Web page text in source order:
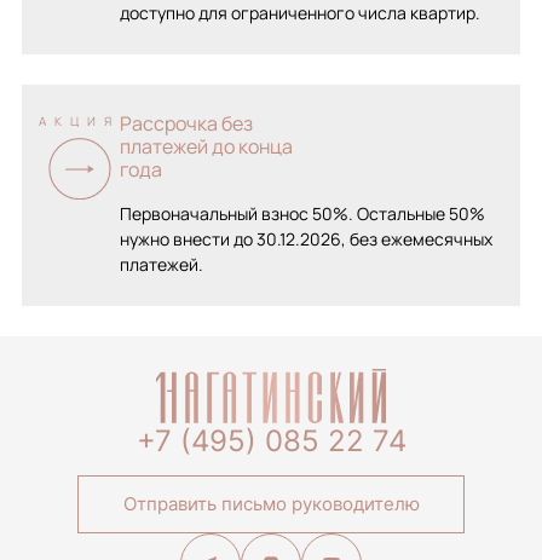
доступно для ограниченного числа квартир.
АКЦИЯ Рассрочка без
платежей до конца
года
Первоначальный взнос 50%. Остальные 50%
нужно внести до 30.12.2026, без ежемесячных
платежей.
+7 (495) 085 22 74
Отправить письмо руководителю